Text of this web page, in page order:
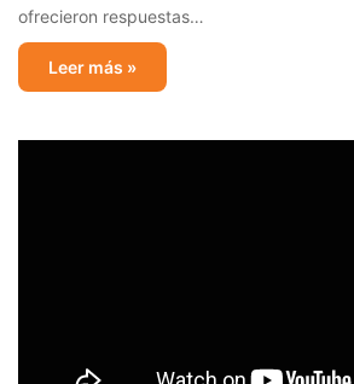
ofrecieron respuestas…
Leer más »